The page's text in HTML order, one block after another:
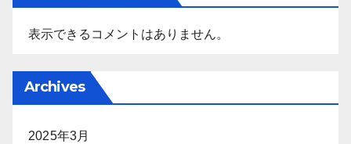
表示できるコメントはありません。
Archives
2025年3月